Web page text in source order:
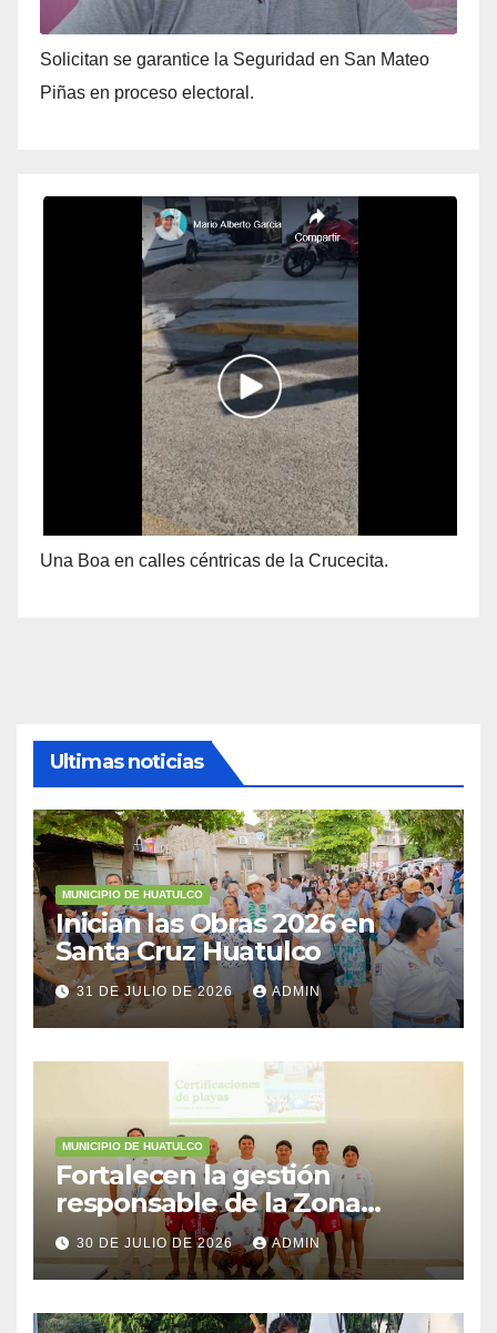
Solicitan se garantice la Seguridad en San Mateo
Piñas en proceso electoral.
Una Boa en calles céntricas de la Crucecita.
Ultimas noticias
MUNICIPIO DE HUATULCO
Inician las Obras 2026 en
Santa Cruz Huatulco
31 DE JULIO DE 2026 ADMIN
MUNICIPIO DE HUATULCO
Fortalecen la gestión
responsable de la Zona
Federal Marítimo Terrestre
30 DE JULIO DE 2026 ADMIN